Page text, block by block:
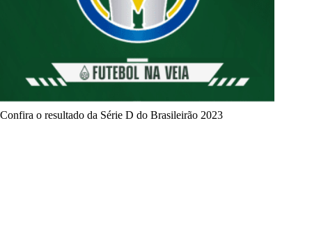
Confira o resultado da Série D do Brasileirão 2023